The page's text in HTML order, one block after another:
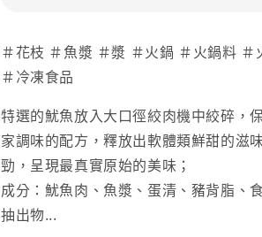
＃花枝 ＃魚漿 ＃漿 ＃火鍋 ＃火鍋料
＃冷凍食品
特選的魷魚放入大口徑絞肉機中絞碎，
家調味的配方，釋放出軟體類鮮甜的滋
勁，呈現最真實原始的美味；
成分：魷魚肉、魚漿、蛋清、豬背脂、
抽出物...